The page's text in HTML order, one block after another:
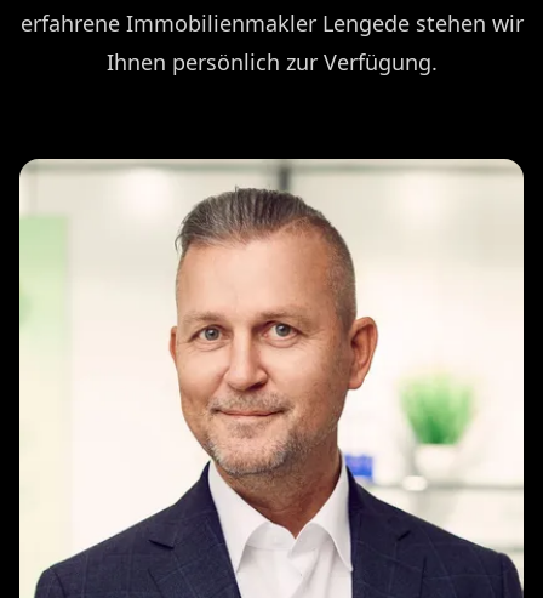
erfahrene Immobilienmakler Lengede stehen wir
Ihnen persönlich zur Verfügung.